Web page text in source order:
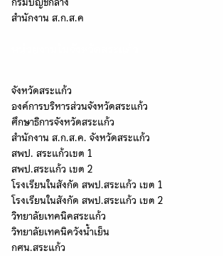
Search
สำนักงาน ส.ก.ส.ค
จังหวัดสระแก้ว
องค์การบริหารส่วนจังหวัดสระแก้ว
ศึกษาธิการจังหวัดสระแก้ว
สำนักงาน ส.ก.ส.ค. จังหวัดสระแก้ว
สพป. สระแก้วเขต 1
สพป.สระแก้ว เขต 2
โรงเรียนในสังกัด สพป.สระแก้ว เขต 1
โรงเรียนในสังกัด สพป.สระแก้ว เขต 2
วิทยาลัยเทคนิคสระแก้ว
วิทยาลัยเทคนิควังน้ำเย็น
กศน.สระแก้ว